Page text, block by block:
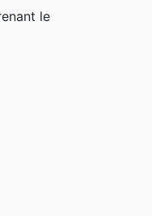
le